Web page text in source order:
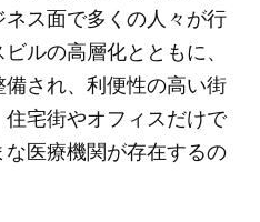
ス面で多くの人々が行
ルの高層化とともに、
され、利便性の高い街
宅街やオフィスだけで
医療機関が存在するの